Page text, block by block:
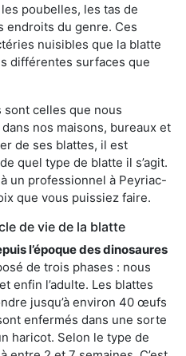
poubelles, les tas de
endroits du genre. Ces
nuisibles que la blatte
différentes surfaces que
celles que nous
nos maisons, bureaux et
de ses blattes, il est
quel type de blatte il s’agit.
un professionnel à Peyriac-
que vous puissiez faire.
de vie de la blatte
l’époque des dinosaures
de trois phases : nous
enfin l’adulte. Les blattes
jusqu’à environ 40 œufs
enfermés dans une sorte
haricot. Selon le type de